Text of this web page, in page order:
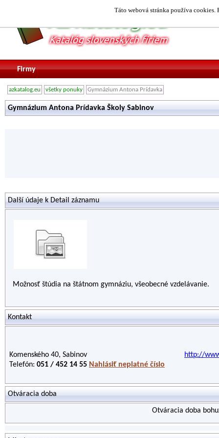
Táto webová stránka používa
Firmy
azkatalog.eu všetky ponuky Gymnázium Antona Prídavka
Gymnázium Antona Prídavka Školy Sabinov
Další údaje k Detail záznamu
Možnosť štúdia na štátnom gymnáziu, všeobecné vzdelávanie.
Kontakt
Komenského 40, Sabinov
Telefón: 051 / 452 14 55 Nahlásiť neplatné číslo
http://
Otváracia doba
Otváracia doba